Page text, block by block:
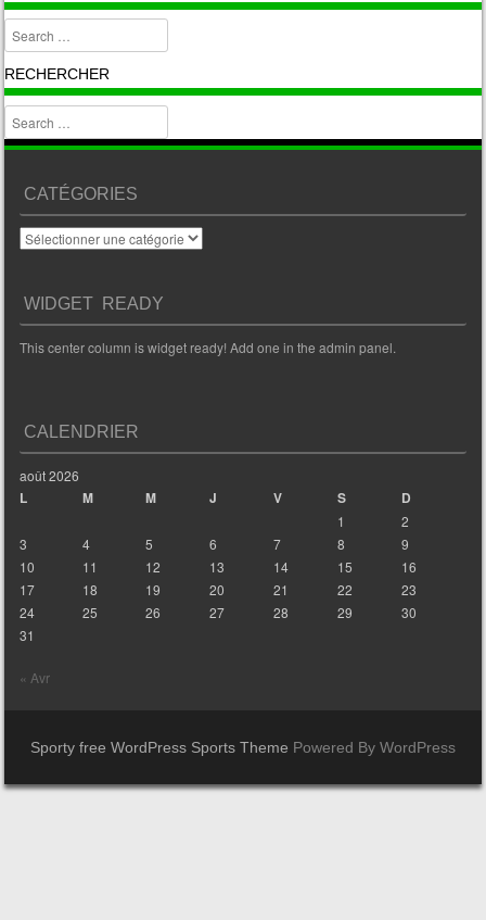
Search
RECHERCHER
Search
CATÉGORIES
Catégories
WIDGET READY
This center column is widget ready! Add one in the admin panel.
CALENDRIER
août 2026
L M M J V S D
1
2
3
4 5 6 7 8
9
10
11 12 13 14 15
16
17
18 19 20 21 22
23
24
25 26 27 28 29
30
31
« Avr
Sporty free WordPress Sports Theme Powered By WordPress